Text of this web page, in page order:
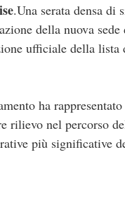
.Una serata densa
della nuova
ufficiale della
ha
rilievo nel percorso
più significative